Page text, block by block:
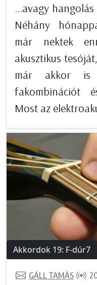
...avagy
Néhány
már nektek
akusztikus
már akkor is
fakombinációt
Most az
Akkordok 19: F-dúr7
GÁLL TAMÁS